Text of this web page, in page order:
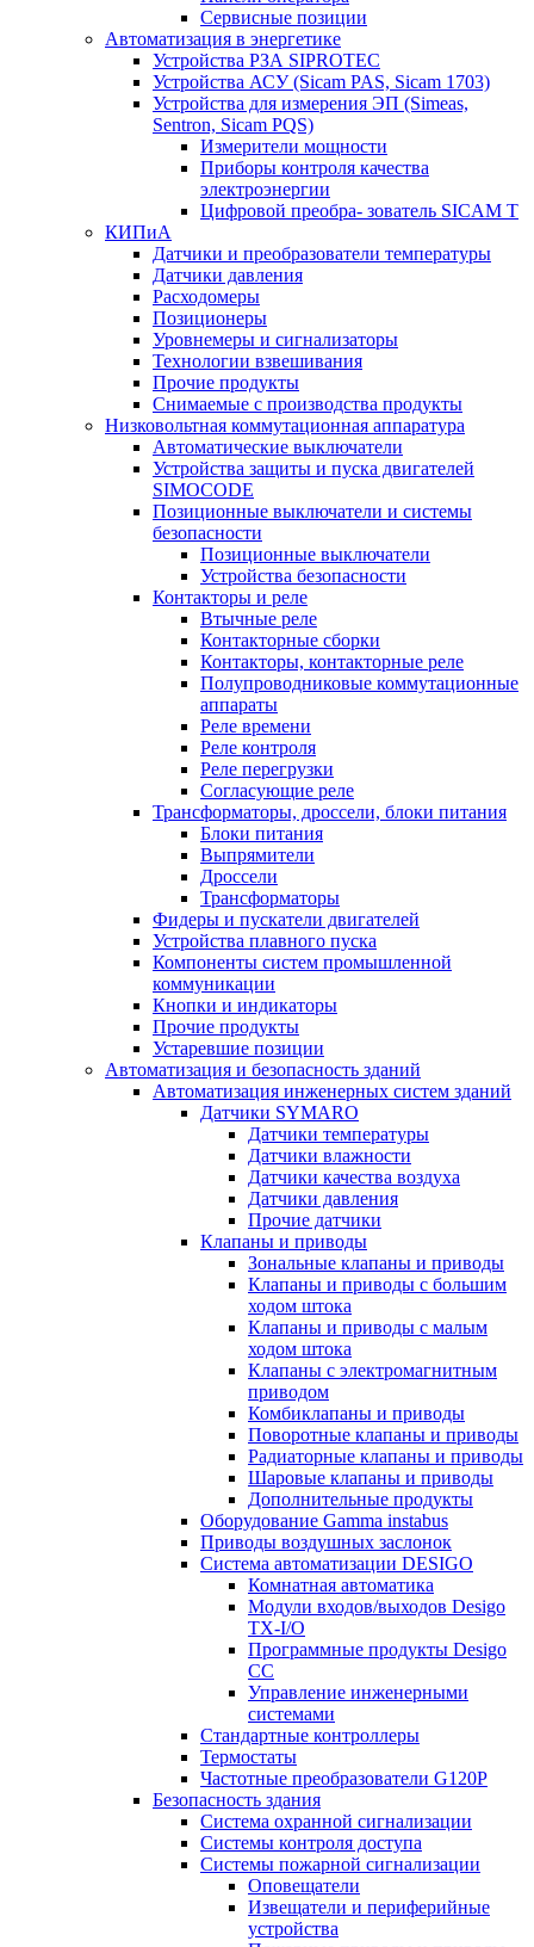
Сервисные позиции
Автоматизация в энергетике
Устройства РЗА SIPROTEC
Устройства АСУ (Sicam PAS, Sicam 1703)
Устройства для измерения ЭП (Simeas,
Sentron, Sicam PQS)
Измерители мощности
Приборы контроля качества
электроэнергии
Цифровой преобра- зователь SICAM T
КИПиА
Датчики и преобразователи температуры
Датчики давления
Расходомеры
Позиционеры
Уровнемеры и сигнализаторы
Технологии взвешивания
Прочие продукты
Снимаемые с производства продукты
Низковольтная коммутационная аппаратура
Автоматические выключатели
Устройства защиты и пуска двигателей
SIMOCODE
Позиционные выключатели и системы
безопасности
Позиционные выключатели
Устройства безопасности
Контакторы и реле
Втычные реле
Контакторные сборки
Контакторы, контакторные реле
Полупроводниковые коммутационные
аппараты
Реле времени
Реле контроля
Реле перегрузки
Согласующие реле
Трансформаторы, дроссели, блоки питания
Блоки питания
Выпрямители
Дроссели
Трансформаторы
Фидеры и пускатели двигателей
Устройства плавного пуска
Компоненты систем промышленной
коммуникации
Кнопки и индикаторы
Прочие продукты
Устаревшие позиции
Автоматизация и безопасность зданий
Автоматизация инженерных систем зданий
Датчики SYMARO
Датчики температуры
Датчики влажности
Датчики качества воздуха
Датчики давления
Прочие датчики
Клапаны и приводы
Зональные клапаны и приводы
Клапаны и приводы с большим
ходом штока
Клапаны и приводы с малым
ходом штока
Клапаны с электромагнитным
приводом
Комбиклапаны и приводы
Поворотные клапаны и приводы
Радиаторные клапаны и приводы
Шаровые клапаны и приводы
Дополнительные продукты
Оборудование Gamma instabus
Приводы воздушных заслонок
Система автоматизации DESIGO
Комнатная автоматика
Модули входов/выходов Desigo
TX-I/O
Программные продукты Desigo
CC
Управление инженерными
системами
Стандартные контроллеры
Термостаты
Частотные преобразователи G120P
Безопасность здания
Система охранной сигнализации
Системы контроля доступа
Системы пожарной сигнализации
Оповещатели
Извещатели и периферийные
устройства